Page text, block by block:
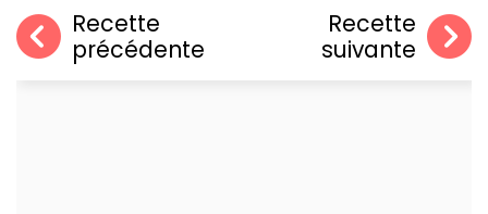
Recette
précédente
Recette
suivante